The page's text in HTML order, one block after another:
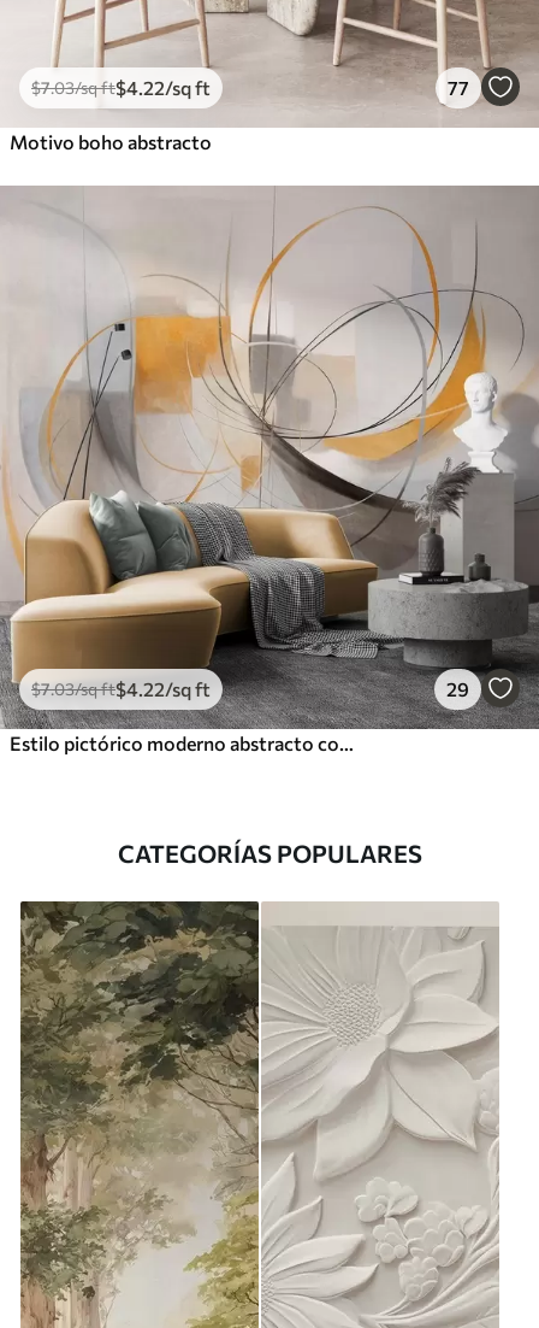
$7.03/sq ft$4 .22/sq ft 77
Motivo boho abstracto
$7.03/sq ft$4 .22/sq ft 29
CATEGORÍAS POPULARES